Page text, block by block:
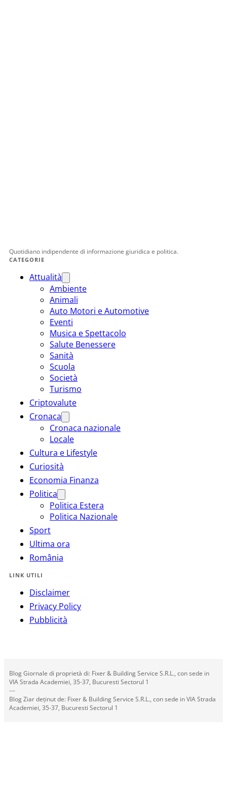
Quotidiano indipendente di informazione giuridica e politica.
CATEGORIE
Attualità
Ambiente
Animali
Auto Motori e Automotive
Eventi
Musica e Spettacolo
Salute Benessere
Sanità
Scuola
Società
Turismo
Criptovalute
Cronaca
Cronaca nazionale
Locale
Cultura e Lifestyle
Curiosità
Economia Finanza
Politica
Politica Estera
Politica Nazionale
Sport
Ultima ora
România
LINK UTILI
Disclaimer
Privacy Policy
Pubblicità
Blog Giornale di proprietà di: Fixer & Building Service S.R.L., con sede in
VIA Strada Academiei, 35-37, Bucuresti Sectorul 1
---
Blog Ziar deținut de: Fixer & Building Service S.R.L., con sede in VIA Strada
Academiei, 35-37, Bucuresti Sectorul 1